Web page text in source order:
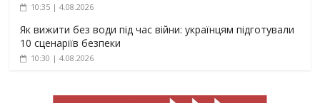
10:35 | 4.08.2026
Як вижити без води під час війни: українцям підготували
10 сценаріїв безпеки
10:30 | 4.08.2026